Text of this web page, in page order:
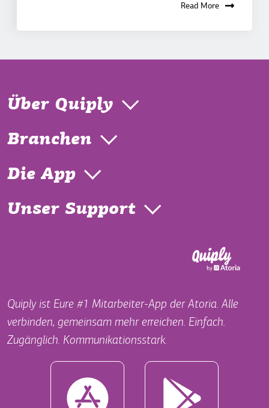
Read More
Über Quiply
Branchen
Die App
Unser Support
Quiply ist Eure #1 Mitarbeiter-App der Atoria. Alle
verbinden, gemeinsam mehr erreichen. Einfach.
Zugänglich. Kommunikationsstark.